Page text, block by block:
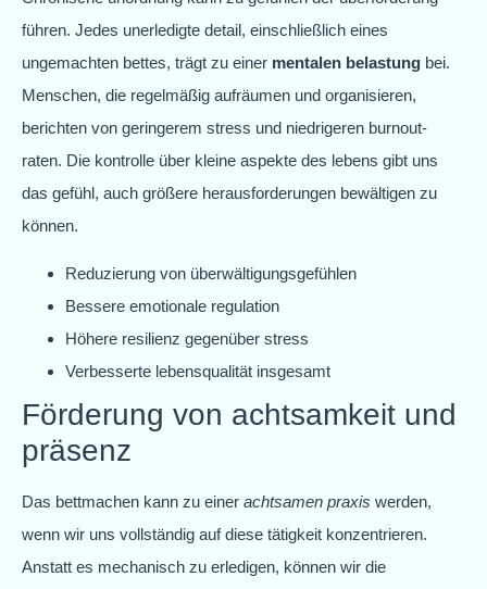
führen. Jedes unerledigte detail, einschließlich eines
ungemachten bettes, trägt zu einer mentalen belastung bei.
Menschen, die regelmäßig aufräumen und organisieren,
berichten von geringerem stress und niedrigeren burnout-
raten. Die kontrolle über kleine aspekte des lebens gibt uns
das gefühl, auch größere herausforderungen bewältigen zu
können.
Reduzierung von überwältigungsgefühlen
Bessere emotionale regulation
Höhere resilienz gegenüber stress
Verbesserte lebensqualität insgesamt
Förderung von achtsamkeit und
präsenz
Das bettmachen kann zu einer achtsamen praxis werden,
wenn wir uns vollständig auf diese tätigkeit konzentrieren.
Anstatt es mechanisch zu erledigen, können wir die